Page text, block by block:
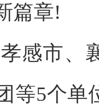
篇章!
感市、
等5个单